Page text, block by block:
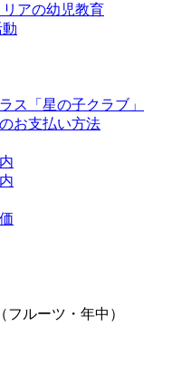
アの幼児教育
ス「星の子クラブ」
お支払い方法
ルーツ・年中）